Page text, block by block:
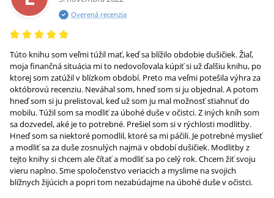
Overená recenzia
Túto knihu som veľmi túžil mať, keď sa blížilo obdobie dušičiek. Žiaľ,
moja finančná situácia mi to nedovoľovala kúpiť si už ďalšiu knihu, po
ktorej som zatúžil v blízkom období. Preto ma veľmi potešila výhra za
októbrovú recenziu. Neváhal som, hneď som si ju objednal. A potom
hneď som si ju prelistoval, keď už som ju mal možnosť stiahnuť do
mobilu. Túžil som sa modliť za úbohé duše v očistci. Z iných kníh som
sa dozvedel, aké je to potrebné. Prešiel som si v rýchlosti modlitby.
Hneď som sa niektoré pomodlil, ktoré sa mi páčili. Je potrebné myslieť
a modliť sa za duše zosnulých najmä v období dušičiek. Modlitby z
tejto knihy si chcem ale čítať a modliť sa po celý rok. Chcem žiť svoju
vieru naplno. Sme spoločenstvo veriacich a myslime na svojich
blížnych žijúcich a popri tom nezabúdajme na úbohé duše v očistci.